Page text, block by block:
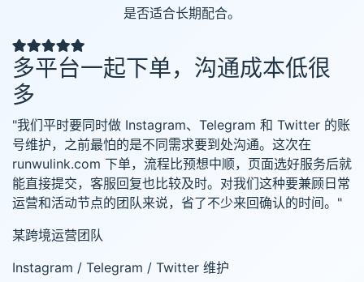
是否适合长期配合。
多平台一起下单，沟通成本低很
多
"我们平时要同时做 Instagram、Telegram 和 Twitter 的账
号维护，之前最怕的是不同需求要到处沟通。这次在
runwulink.com 下单，流程比预想中顺，页面选好服务后就
能直接提交，客服回复也比较及时。对我们这种要兼顾日常
运营和活动节点的团队来说，省了不少来回确认的时间。"
某跨境运营团队
Instagram / Telegram / Twitter 维护